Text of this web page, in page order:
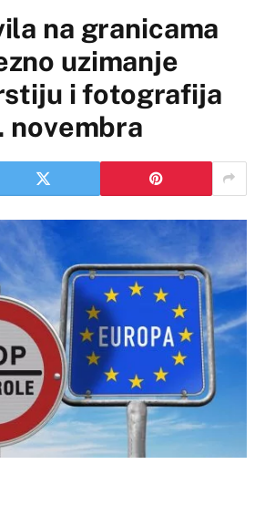
na granicama
uzimanje
i fotografija
novembra